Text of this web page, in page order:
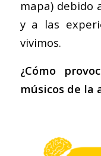
mapa) debido
y a las
vivimos.
¿Cómo
músicos de la